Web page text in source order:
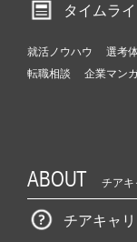
タイムラ
就活ノウハウ 選考
転職相談
企業マン
ABOUT チアキ
チアキャ